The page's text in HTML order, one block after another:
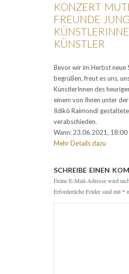
KONZERT
FREUNDE
KÜNSTLER
Bevor wir im Herbst neue
begrüßen, freut es uns,
KünstlerInnen des
einem von Ihnen unter
Ildikó Raimondi
verabschieden.
Wann: 23.06.2021, 18:00
Mehr Details dazu
SCHREIBE EINEN
Deine E-Mail-Adresse wird
Erforderliche Felder sind mit *